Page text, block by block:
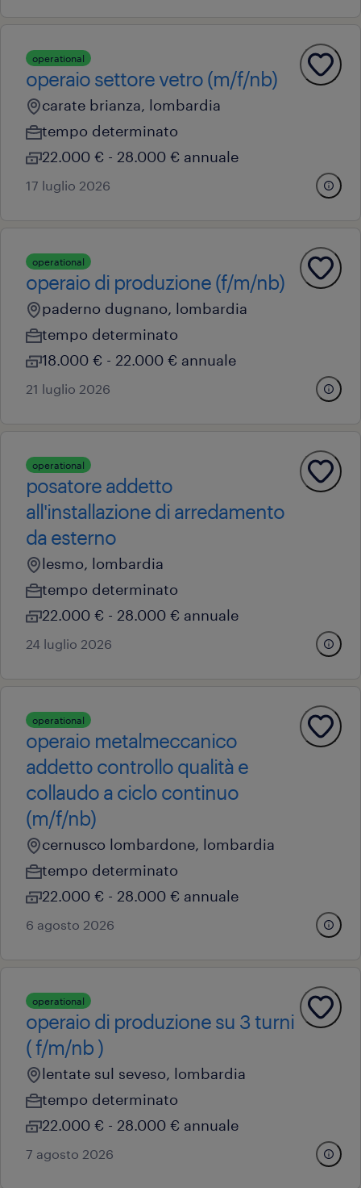
operational
operaio settore vetro (m/f/nb)
carate brianza, lombardia
tempo determinato
22.000 € - 28.000 € annuale
17 luglio 2026
operational
operaio di produzione (f/m/nb)
paderno dugnano, lombardia
tempo determinato
18.000 € - 22.000 € annuale
21 luglio 2026
operational
posatore addetto
all'installazione di arredamento
da esterno
lesmo, lombardia
tempo determinato
22.000 € - 28.000 € annuale
24 luglio 2026
operational
operaio metalmeccanico
addetto controllo qualità e
collaudo a ciclo continuo
(m/f/nb)
cernusco lombardone, lombardia
tempo determinato
22.000 € - 28.000 € annuale
6 agosto 2026
operational
operaio di produzione su 3 turni
( f/m/nb )
lentate sul seveso, lombardia
tempo determinato
22.000 € - 28.000 € annuale
7 agosto 2026